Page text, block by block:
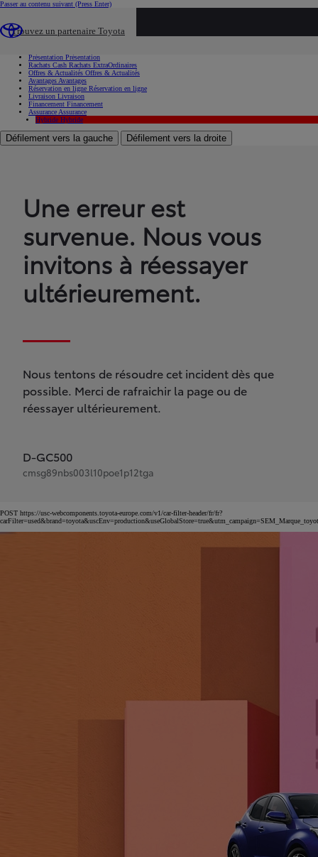
Passer au contenu suivant (Press Enter)
Trouvez un partenaire Toyota
Présentation Présentation
Rachats Cash Rachats ExtraOrdinaires
Offres & Actualités Offres & Actualités
Avantages Avantages
Réservation en ligne Réservation en ligne
Livraison Livraison
Financement Financement
Assurance Assurance
Hybride Hybride
Défilement vers la gauche Défilement vers la droite
Une erreur est
survenue. Nous vous
invitons à réessayer
ultérieurement.
Nous tentons de résoudre cet incident dès que
possible. Merci de rafraichir la page ou de
réessayer ultérieurement.
D-GC500
cmsg89nbs003l10poe1p12tga
POST https://usc-webcomponents.toyota-europe.com/v1/car-filter-header/fr/fr?